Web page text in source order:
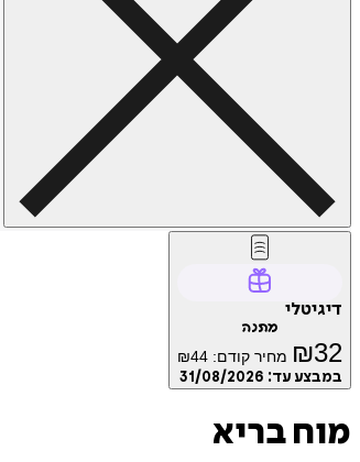
דיגיטלי
מתנה
₪32 מחיר קודם: ₪44
במבצע עד: 31/08/2026
מוח בריא